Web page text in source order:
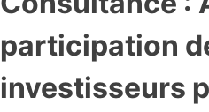
participation
investisseurs